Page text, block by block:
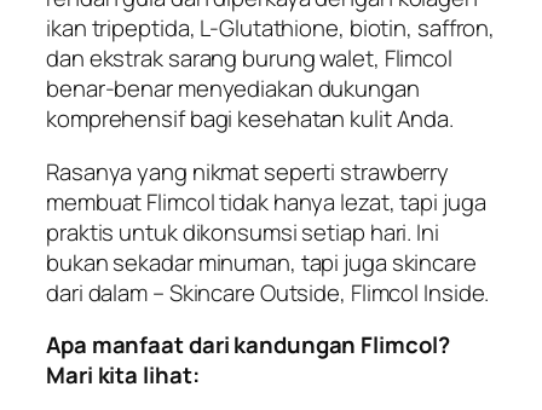
ikan tripeptida, L-Glutathione, biotin, saffron,
dan ekstrak sarang burung walet, Flimcol
benar-benar menyediakan dukungan
komprehensif bagi kesehatan kulit Anda.
Rasanya yang nikmat seperti strawberry
membuat Flimcol tidak hanya lezat, tapi juga
praktis untuk dikonsumsi setiap hari. Ini
bukan sekadar minuman, tapi juga skincare
dari dalam – Skincare Outside, Flimcol Inside.
Apa manfaat dari kandungan Flimcol?
Mari kita lihat: